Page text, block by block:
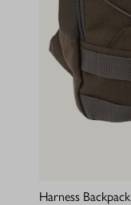
Harness Backpack